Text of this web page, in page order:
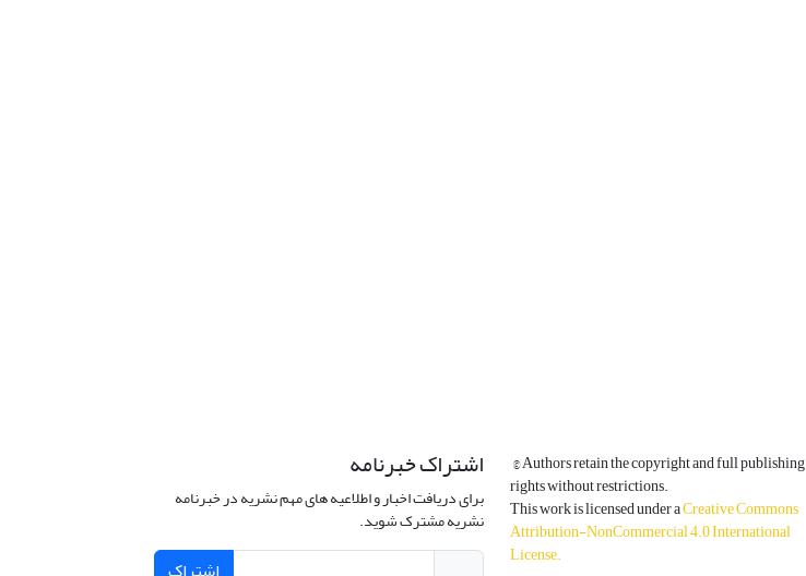
© Authors retain the copyright and full publishing
rights without restrictions.
This work is licensed under aCreative Commons
Attribution-NonCommercial 4.0 International
License.
اشتراک خبرنامه
برای دریافت اخبار و اطلاعیه های مهم نشریه در خبرنامه
نشریه مشترک شوید.